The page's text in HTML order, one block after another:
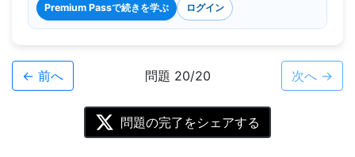
Premium Passで続きを学ぶ
ログイン
← 前へ 問題 20/20 次へ →
問題の完了をシェアする